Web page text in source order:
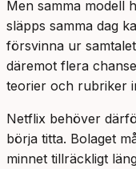
Men samma modell
släpps samma dag
försvinna ur
däremot flera
teorier och rubriker
Netflix behöver
börja titta. Bolaget
minnet tillräckligt